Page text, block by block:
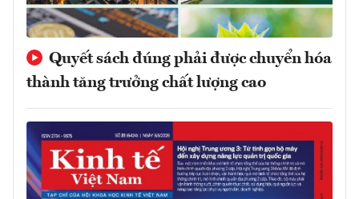
Quyết sách đúng phải được chuyển hóa
thành tăng trưởng chất lượng cao